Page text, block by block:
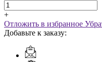
+
Отложить в избранное
Добавьте к заказу: